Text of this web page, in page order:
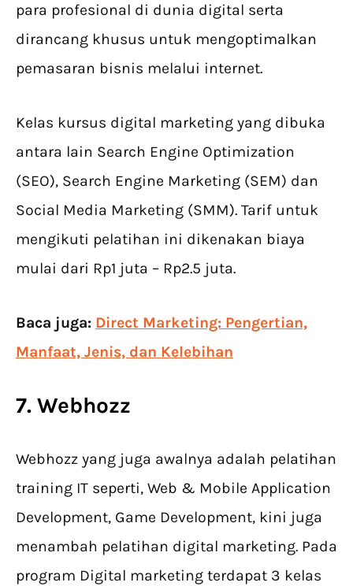
para profesional di dunia digital serta
dirancang khusus untuk mengoptimalkan
pemasaran bisnis melalui internet.
Kelas kursus digital marketing yang dibuka
antara lain Search Engine Optimization
(SEO), Search Engine Marketing (SEM) dan
Social Media Marketing (SMM). Tarif untuk
mengikuti pelatihan ini dikenakan biaya
mulai dari Rp1 juta – Rp2.5 juta.
Baca juga: Direct Marketing: Pengertian,
Manfaat, Jenis, dan Kelebihan
7. Webhozz
Webhozz yang juga awalnya adalah pelatihan
training IT seperti, Web & Mobile Application
Development, Game Development, kini juga
menambah pelatihan digital marketing. Pada
program Digital marketing terdapat 3 kelas